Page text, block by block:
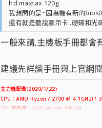
hd maxtax 120g
我想問的是~因為機有新的bios
還有就是聽說顯示卡..硬碟和光
一般來講,主機板手冊都會
建議先詳讀手冊與上官網
主力機配備(2020/1/22)
CPU：AMD Ryzen7 2700 @
CPU散熱器：AMD Wraith PRISM